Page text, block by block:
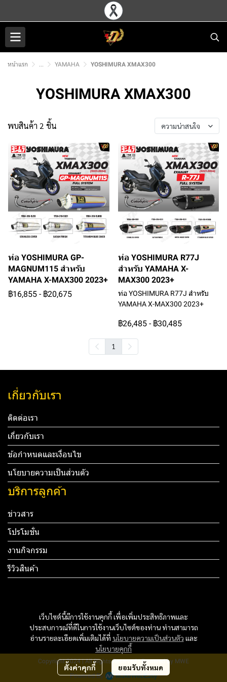
หน้าแรก ... YAMAHA YOSHIMURA XMAX300
YOSHIMURA XMAX300
พบสินค้า 2 ชิ้น ความน่าสนใจ
ท่อ YOSHIMURA GP-
MAGNUM115 สำหรับ
YAMAHA X-MAX300 2023+
฿16,855 - ฿20,675
ท่อ YOSHIMURA R77J
สำหรับ YAMAHA X-
MAX300 2023+
ท่อ YOSHIMURA R77J สำหรับ
YAMAHA X-MAX300 2023+
฿26,485- ฿30,485
1
เว็บไซต์นี้มีการใช้งานคุกกี้ เพื่อเพิ่มประสิทธิภาพและ
ประสบการณ์ที่ดีในการใช้งานเว็บไซต์ของท่าน ท่านสามารถ
อ่านรายละเอียดเพิ่มเติมได้ที่ นโยบายความเป็นส่วนตัว และ
นโยบายคุกกี้
ตั้งค่าคุกกี้ ยอมรับทั้งหมด
เกี่ยวกับเรา
ติดต่อเรา
เกี่ยวกับเรา
ข้อกำหนดและเงื่อนไข
นโยบายความเป็นส่วนตัว
บริการลูกค้า
ข่าวสาร
โปรโมชั่น
งานกิจกรรม
รีวิวสินค้า
ทดสอบ 4
Copyright 2024 | All Rights Reserved | Powered by MWE
Powered By MakeWebEasy